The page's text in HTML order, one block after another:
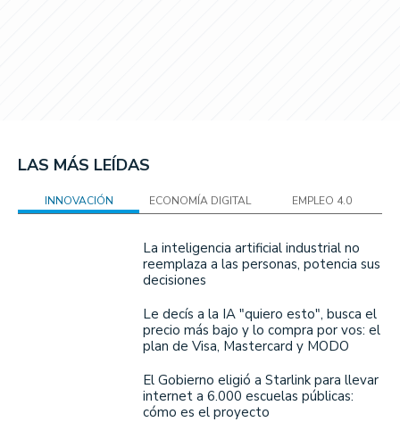
LAS MÁS LEÍDAS
INNOVACIÓN ECONOMÍA DIGITAL EMPLEO 4.0
La inteligencia artificial industrial no
reemplaza a las personas, potencia sus
decisiones
Le decís a la IA "quiero esto", busca el
precio más bajo y lo compra por vos: el
plan de Visa, Mastercard y MODO
El Gobierno eligió a Starlink para llevar
internet a 6.000 escuelas públicas:
cómo es el proyecto